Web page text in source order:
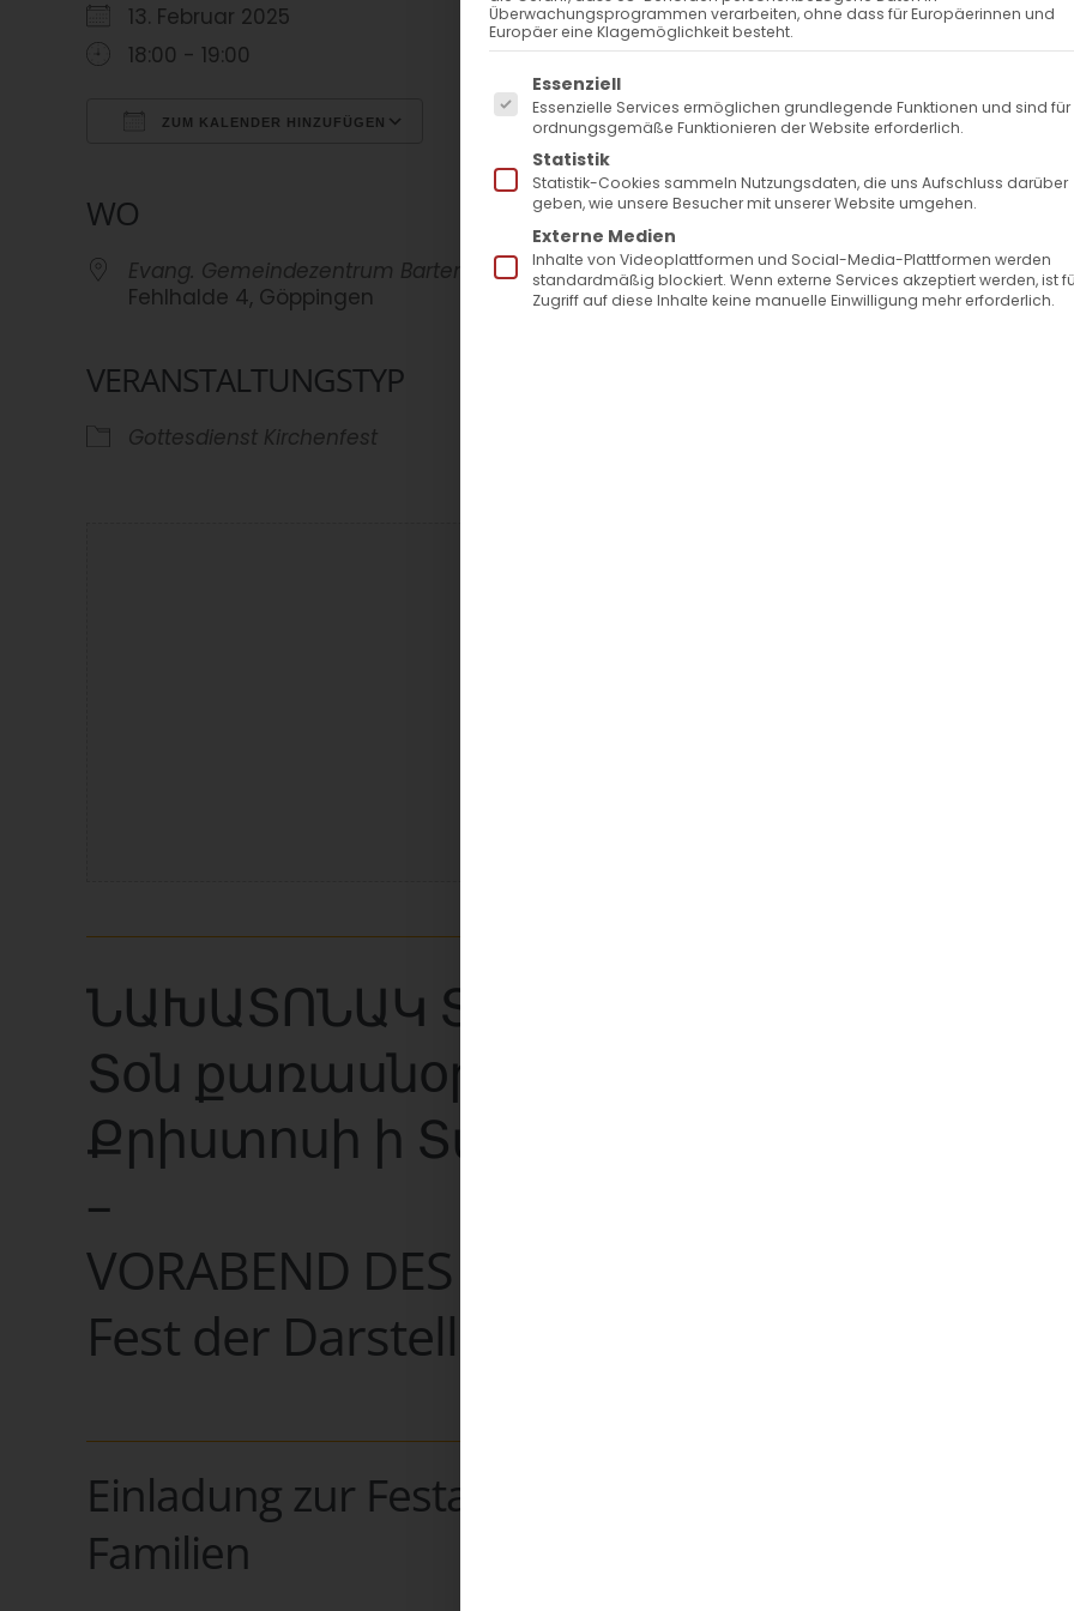
13. Februar 2025
18:00 - 19:00
ZUM KALENDER HINZUFÜGEN
WO
Evang. Gemeindezentrum Bartenbach
Fehlhalde 4, Göppingen
VERANSTALTUNGSTYP
Gottesdienst Kirchenfest
ՆԱԽԱՏՈՆԱԿ ՏԵԱՌՆԸՆԴԱՌԱՋԻ:
Տօն քառասնօրեայ գալստեանն
Քրիստոսի ի Տաճարն:
–
VORABEND DES DYARNENTARATSCH
Fest der Darstellung des Herrn
Einladung zur Festandacht und Segnung junger
Familien
Überwachungsprogrammen verarbeiten, ohne dass für Europäerinnen und
Europäer eine Klagemöglichkeit besteht.
Es folgt eine Liste der Service-Gruppen, für die eine
Essenziell
Essenzielle Services ermöglichen grundlegende Funktionen und sind
ordnungsgemäße Funktionieren der Website erforderlich.
Statistik
Statistik-Cookies sammeln Nutzungsdaten, die uns Aufschluss darüber
geben, wie unsere Besucher mit unserer Website umgehen.
Externe Medien
Inhalte von Videoplattformen und Social-Media-Plattformen werden
standardmäßig blockiert. Wenn externe Services akzeptiert werden, ist
Zugriff auf diese Inhalte keine manuelle Einwilligung mehr erforderlich.